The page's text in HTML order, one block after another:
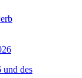
und des